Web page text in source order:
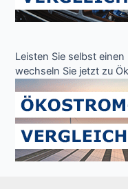
Leisten Sie selbst
wechseln Sie jetzt zu